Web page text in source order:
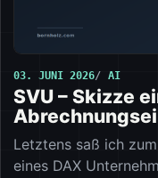
03. JUNI 2026 AI
SVU – Skizze
Letztens saß ich
eines DAX